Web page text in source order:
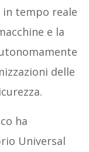
in tempo reale
e la
delle
ha
Universal